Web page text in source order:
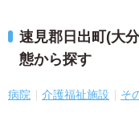
速見郡日出町(大
態から探す
病院 介護福祉施設 そ